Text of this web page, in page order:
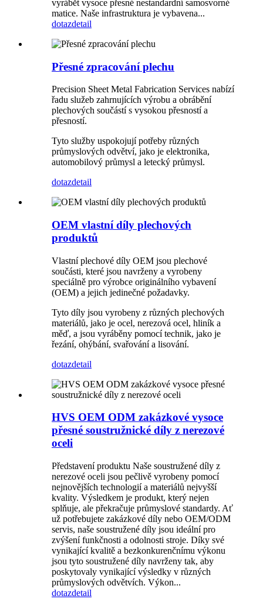
vyrábět vysoce přesné nestandardní samosvorné
matice. Naše infrastruktura je vybavena...
dotazdetail
Přesné zpracování plechu
Precision Sheet Metal Fabrication Services nabízí
řadu služeb zahrnujících výrobu a obrábění
plechových součástí s vysokou přesností a
přesností.
Tyto služby uspokojují potřeby různých
průmyslových odvětví, jako je elektronika,
automobilový průmysl a letecký průmysl.
dotazdetail
OEM vlastní díly plechových
produktů
Vlastní plechové díly OEM jsou plechové
součásti, které jsou navrženy a vyrobeny
speciálně pro výrobce originálního vybavení
(OEM) a jejich jedinečné požadavky.
Tyto díly jsou vyrobeny z různých plechových
materiálů, jako je ocel, nerezová ocel, hliník a
měď, a jsou vyráběny pomocí technik, jako je
řezání, ohýbání, svařování a lisování.
dotazdetail
HVS OEM ODM zakázkové vysoce
přesné soustružnické díly z nerezové
oceli
Představení produktu Naše soustružené díly z
nerezové oceli jsou pečlivě vyrobeny pomocí
nejnovějších technologií a materiálů nejvyšší
kvality. Výsledkem je produkt, který nejen
splňuje, ale překračuje průmyslové standardy. Ať
už potřebujete zakázkové díly nebo OEM/ODM
servis, naše soustružené díly jsou ideální pro
zvýšení funkčnosti a odolnosti stroje. Díky své
vynikající kvalitě a bezkonkurenčnímu výkonu
jsou tyto soustružené díly navrženy tak, aby
poskytovaly vynikající výsledky v různých
průmyslových odvětvích. Výkon...
dotazdetail